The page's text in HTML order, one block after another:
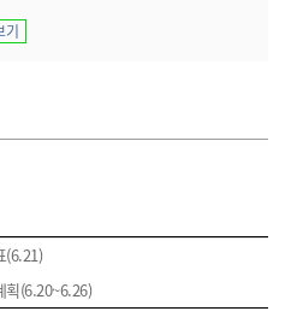
기
(6.21)
획(6.20~6.26)